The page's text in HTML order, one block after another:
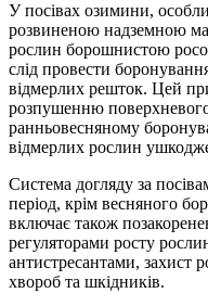
У посівах озимини,
розвиненою надземною
рослин борошнистою
слід провести
відмерлих решток. Цей
розпушенню
ранньовесняному
відмерлих рослин
Система догляду за
період, крім весняного
включає також
регуляторами росту
антистресантами, захист
хвороб та шкідників.